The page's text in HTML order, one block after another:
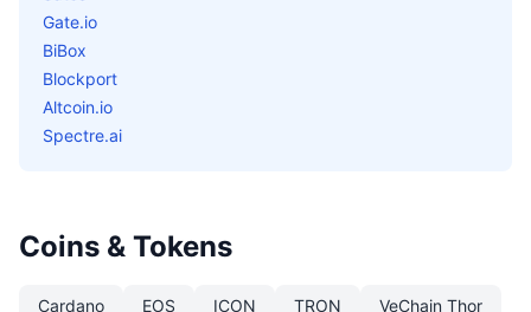
Gate.io
BiBox
Blockport
Altcoin.io
Spectre.ai
Coins & Tokens
Cardano EOS ICON TRON VeChain Thor